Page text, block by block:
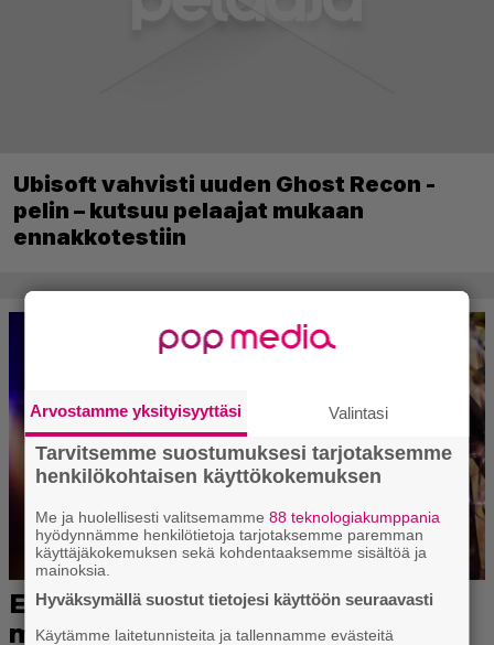
Ubisoft vahvisti uuden Ghost Recon -
pelin – kutsuu pelaajat mukaan
ennakkotestiin
Arvostamme yksityisyyttäsi Valintasi
Tarvitsemme suostumuksesi tarjotaksemme
henkilökohtaisen käyttökokemuksen
Me ja huolellisesti valitsemamme88 teknologiakumppania
hyödynnämme henkilötietoja tarjotaksemme paremman
käyttäjäkokemuksen sekä kohdentaaksemme sisältöä ja
mainoksia.
Hyväksymällä suostut tietojesi käyttöön seuraavasti
Käytämme laitetunnisteita ja tallennamme evästeitä